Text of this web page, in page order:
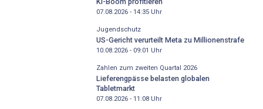
07.08.2026 - 14:35Uhr
Jugendschutz
US-Gericht verurteilt Meta zu Millionenstrafe
10.08.2026 - 09:01 Uhr
Zahlen zum zweiten Quartal 2026
Lieferengpässe belasten globalen
Tabletmarkt
07.08.2026 - 11:08Uhr